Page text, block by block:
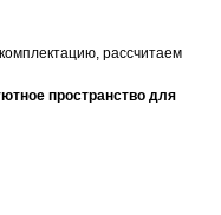
рассчитаем
пространство для